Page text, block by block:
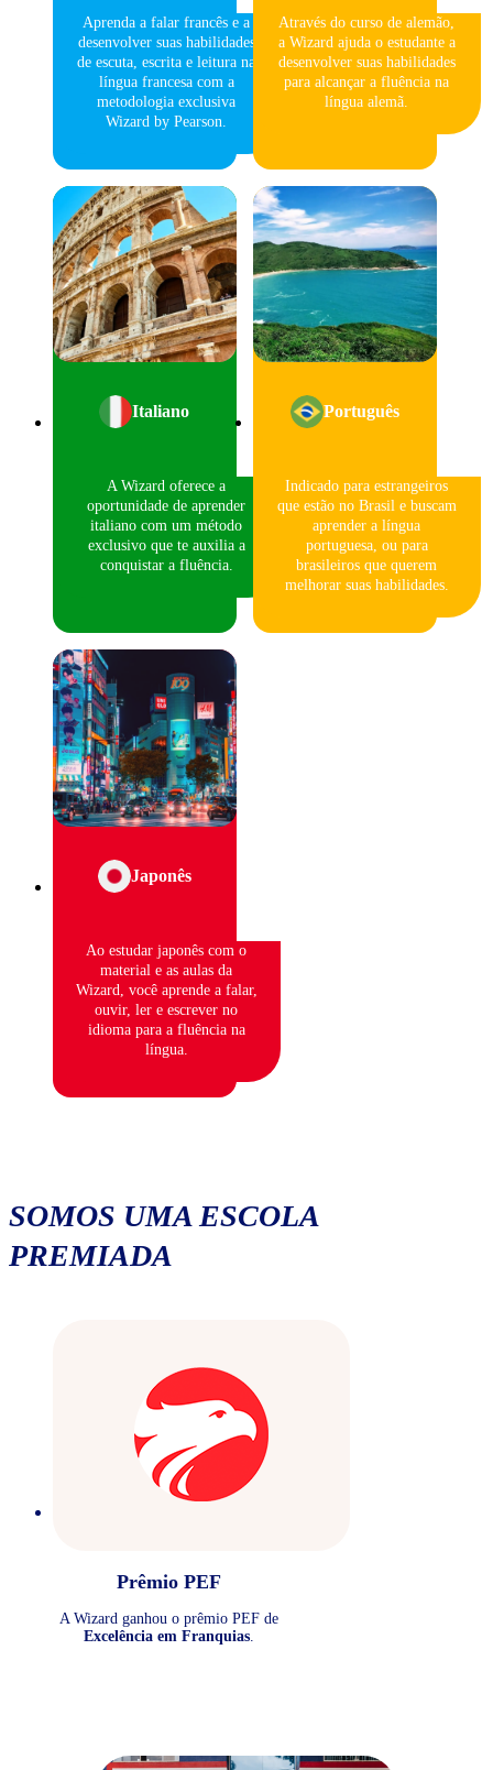
Aprenda a falar francês e a
desenvolver suas habilidades
de escuta, escrita e leitura na
língua francesa com a
metodologia exclusiva
Wizard by Pearson.
Através do curso de alemão,
a Wizard ajuda o estudante a
desenvolver suas habilidades
para alcançar a fluência na
língua alemã.
Italiano
A Wizard oferece a
oportunidade de aprender
italiano com um método
exclusivo que te auxilia a
conquistar a fluência.
Português
Indicado para estrangeiros
que estão no Brasil e buscam
aprender a língua
portuguesa, ou para
brasileiros que querem
melhorar suas habilidades.
Japonês
Ao estudar japonês com o
material e as aulas da
Wizard, você aprende a falar,
ouvir, ler e escrever no
idioma para a fluência na
língua.
SOMOS UMA ESCOLA
PREMIADA
Prêmio PEF
A Wizard ganhou o prêmio PEF de
Excelência em Franquias.